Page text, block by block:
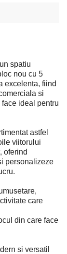
spatiu
nou cu 5
excelenta, fiind
si
ideal pentru
astfel
viitorului
oferind
personalizeze
care
din care face
si versatil